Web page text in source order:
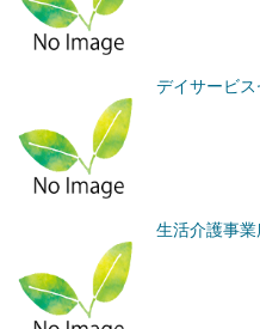
デイサービ
生活介護事